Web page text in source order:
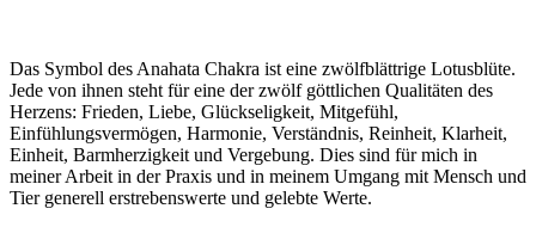
Das Symbol des Anahata Chakra ist eine zwölfblättrige Lotusblüte.
Jede von ihnen steht für eine der zwölf göttlichen Qualitäten des
Herzens: Frieden, Liebe, Glückseligkeit, Mitgefühl,
Einfühlungsvermögen, Harmonie, Verständnis, Reinheit, Klarheit,
Einheit, Barmherzigkeit und Vergebung. Dies sind für mich in
meiner Arbeit in der Praxis und in meinem Umgang mit Mensch und
Tier generell erstrebenswerte und gelebte Werte.